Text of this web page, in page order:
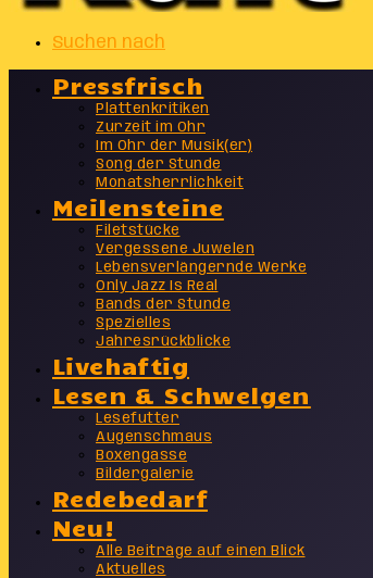
Suchen nach
Pressfrisch
Plattenkritiken
Zurzeit im Ohr
Im Ohr der Musik(er)
Song der Stunde
Monatsherrlichkeit
Meilensteine
Filetstücke
Vergessene Juwelen
Lebensverlängernde Werke
Only Jazz Is Real
Bands der Stunde
Spezielles
Jahresrückblicke
Livehaftig
Lesen & Schwelgen
Lesefutter
Augenschmaus
Boxengasse
Bildergalerie
Redebedarf
Neu!
Alle Beiträge auf einen Blick
Aktuelles